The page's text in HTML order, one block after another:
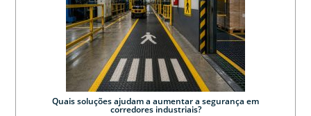
Quais soluções ajudam a aumentar a segurança em
corredores industriais?